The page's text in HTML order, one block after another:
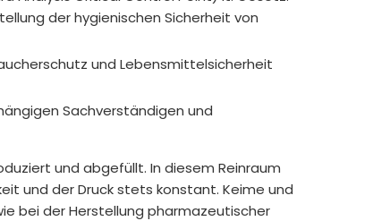
der hygienischen Sicherheit von
und Lebensmittelsicherheit
Sachverständigen und
und abgefüllt. In diesem Reinraum
und der Druck stets konstant. Keime und
bei der Herstellung pharmazeutischer